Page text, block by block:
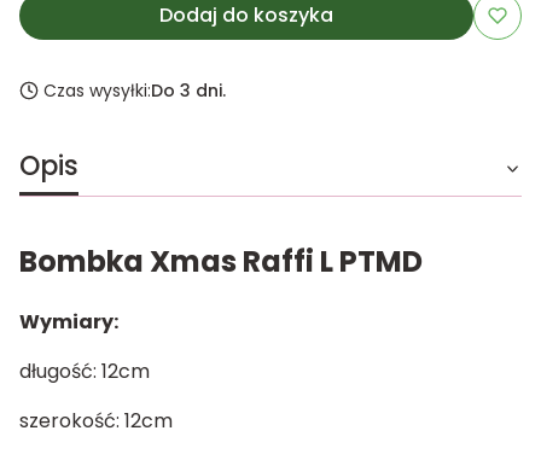
Dodaj do koszyka
Czas wysyłki:Do 3 dni.
Opis
Bombka Xmas Raffi L PTMD
Wymiary:
długość: 12cm
szerokość: 12cm